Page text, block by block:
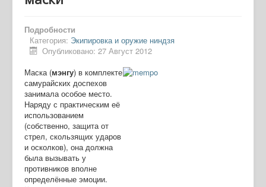
Подробности
Категория: Экипировка и оружие ниндзя
Опубликовано: 27 Август 2012
Маска (мэнгу) в комплекте
самурайских доспехов
занимала особое место.
Наряду с практическим её
использованием
(собственно, защита от
стрел, скользящих ударов
и осколков), она должна
была вызывать у
противников вполне
определённые эмоции.